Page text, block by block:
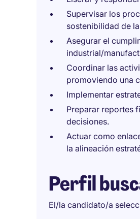
Supervisar los
sostenibilidad de
Asegurar el
industrial/
Coordinar las
promoviendo una
Implementar
Preparar reportes
decisiones.
Actuar como
la alineación
Perfil
El/la candidato/a